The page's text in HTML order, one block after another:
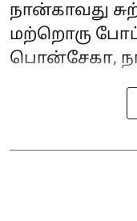
நான்காவது
மற்றொரு
பொன்சேகா,